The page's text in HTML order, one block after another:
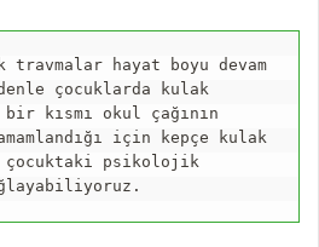
travmalar hayat boyu devam
çocuklarda kulak
kısmı okul çağının
için kepçe kulak
çocuktaki psikolojik